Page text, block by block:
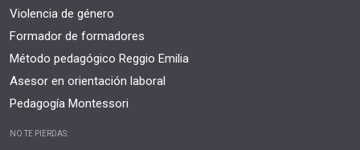
Violencia de género
Formador de formadores
Método pedagógico Reggio Emilia
Asesor en orientación laboral
Pedagogía Montessori
NO TE PIERDAS: